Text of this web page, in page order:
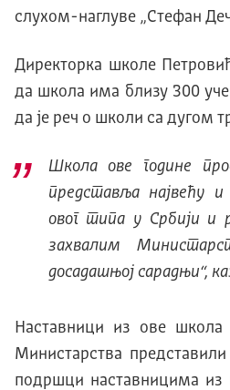
слухом-наглуве „Стефан
Директорка школе
да школа има близу 300
да је реч о школи са дугом
Школа ове године
представља највећу и
овог типа у Србији и
захвалим
досадашњој сарадњи“,
Наставници из ове
Министарства представили
подршци наставницима из